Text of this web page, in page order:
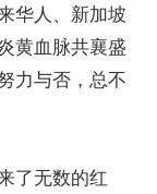
华人、新加坡
黄血脉共襄盛
力与否，总不
了无数的红